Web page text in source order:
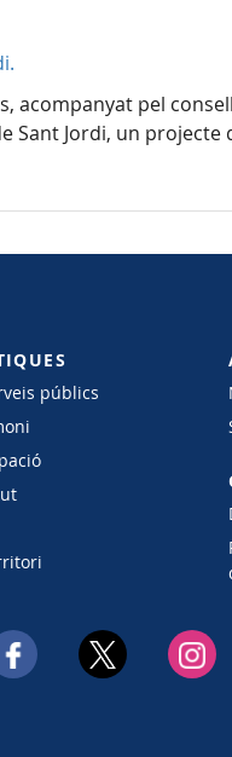
acompanyat pel
Sant Jordi, un
públics